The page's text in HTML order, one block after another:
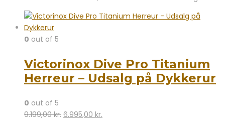
0 out of 5
Victorinox Dive Pro Titanium
Herreur – Udsalg på Dykkerur
0 out of 5
9.199,00kr. Den
6.995,00 kr.